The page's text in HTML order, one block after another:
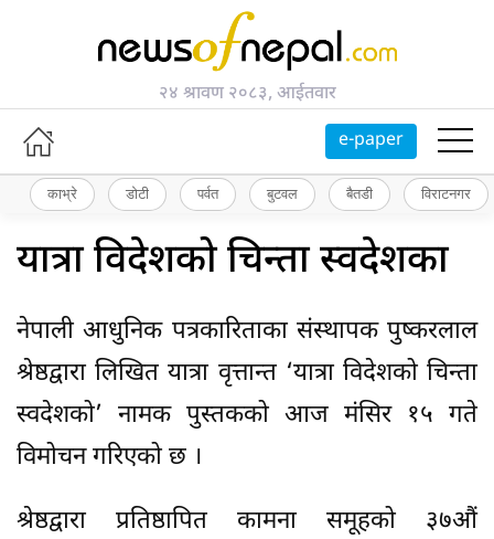
२४ श्रावण २०८३, आईतवार
e-paper
काभ्रे डोटी पर्वत बुटवल बैतडी विराटनगर
यात्रा विदेशको चिन्ता स्वदेशका
नेपाली आधुनिक पत्रकारिताका संस्थापक पुष्करलाल
श्रेष्ठद्वारा लिखित यात्रा वृत्तान्त ‘यात्रा विदेशको चिन्ता
स्वदेशको’ नामक पुस्तकको आज मंसिर १५ गते
विमोचन गरिएको छ ।
श्रेष्ठद्वारा प्रतिष्ठापित कामना समूहको ३७औं